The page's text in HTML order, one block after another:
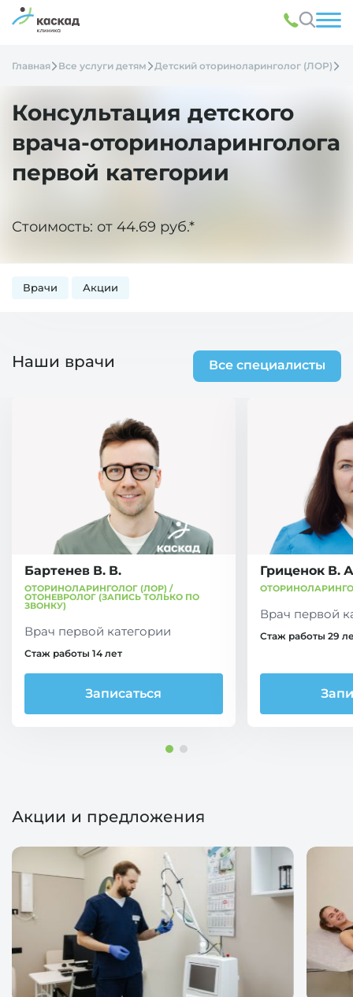
Главная Все услуги детям Детский оториноларинголог (ЛОР)
Консультация детского
врача-оториноларинголога
первой категории
Стоимость: от 44.69 руб.*
Врачи Акции
Наши врачи Все специалисты
Бартенев В. В.
ОТОРИНОЛАРИНГОЛОГ (ЛОР) /
ОТОНЕВРОЛОГ (ЗАПИСЬ ТОЛЬКО ПО
ЗВОНКУ)
Врач первой категории
Стаж работы 14 лет
Записаться
Гриценок В.
Врач первой
Стаж работы 29
Акции и предложения